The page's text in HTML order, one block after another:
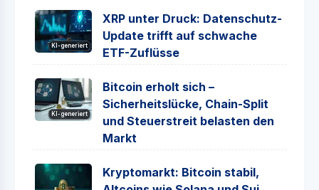
KI-generiert
XRP unter Druck: Datenschutz-
Update trifft auf schwache
ETF-Zuflüsse
KI-generiert
Bitcoin erholt sich –
Sicherheitslücke, Chain-Split
und Steuerstreit belasten den
Markt
Kryptomarkt: Bitcoin stabil,